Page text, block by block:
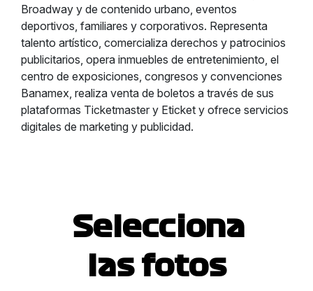
Broadway y de contenido urbano, eventos
deportivos, familiares y corporativos. Representa
talento artístico, comercializa derechos y patrocinios
publicitarios, opera inmuebles de entretenimiento, el
centro de exposiciones, congresos y convenciones
Banamex, realiza venta de boletos a través de sus
plataformas Ticketmaster y Eticket y ofrece servicios
digitales de marketing y publicidad.
Selecciona
las fotos